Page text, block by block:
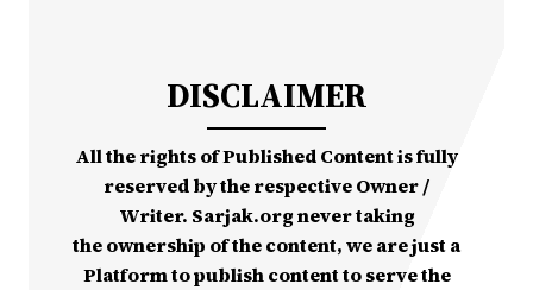
DISCLAIMER
All the rights of Published Content is fully
reserved by the respective Owner /
Writer. Sarjak.org never taking
the ownership of the content, we are just a
Platform to publish content to serve the